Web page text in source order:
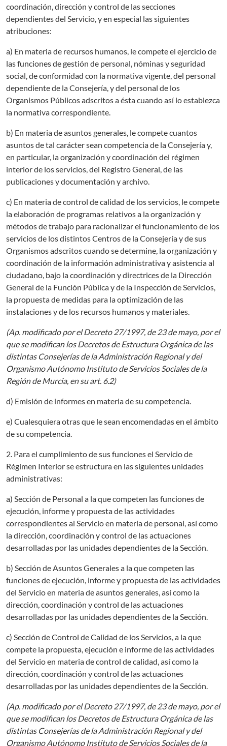
coordinación, dirección y control de las secciones
dependientes del Servicio, y en especial las siguientes
atribuciones:
a) En materia de recursos humanos, le compete el ejercicio de
las funciones de gestión de personal, nóminas y seguridad
social, de conformidad con la normativa vigente, del personal
dependiente de la Consejería, y del personal de los
Organismos Públicos adscritos a ésta cuando así lo establezca
la normativa correspondiente.
b) En materia de asuntos generales, le compete cuantos
asuntos de tal carácter sean competencia de la Consejería y,
en particular, la organización y coordinación del régimen
interior de los servicios, del Registro General, de las
publicaciones y documentación y archivo.
c) En materia de control de calidad de los servicios, le compete
la elaboración de programas relativos a la organización y
métodos de trabajo para racionalizar el funcionamiento de los
servicios de los distintos Centros de la Consejería y de sus
Organismos adscritos cuando se determine, la organización y
coordinación de la información administrativa y asistencia al
ciudadano, bajo la coordinación y directrices de la Dirección
General de la Función Pública y de la Inspección de Servicios,
la propuesta de medidas para la optimización de las
instalaciones y de los recursos humanos y materiales.
(Ap. modificado por el Decreto 27/1997, de 23 de mayo, por el
que se modifican los Decretos de Estructura Orgánica de las
distintas Consejerías de la Administración Regional y del
Organismo Autónomo Instituto de Servicios Sociales de la
Región de Murcia, en su art. 6.2)
d) Emisión de informes en materia de su competencia.
e) Cualesquiera otras que le sean encomendadas en el ámbito
de su competencia.
2. Para el cumplimiento de sus funciones el Servicio de
Régimen Interior se estructura en las siguientes unidades
administrativas:
a) Sección de Personal a la que competen las funciones de
ejecución, informe y propuesta de las actividades
correspondientes al Servicio en materia de personal, así como
la dirección, coordinación y control de las actuaciones
desarrolladas por las unidades dependientes de la Sección.
b) Sección de Asuntos Generales a la que competen las
funciones de ejecución, informe y propuesta de las actividades
del Servicio en materia de asuntos generales, así como la
dirección, coordinación y control de las actuaciones
desarrolladas por las unidades dependientes de la Sección.
c) Sección de Control de Calidad de los Servicios, a la que
compete la propuesta, ejecución e informe de las actividades
del Servicio en materia de control de calidad, así como la
dirección, coordinación y control de las actuaciones
desarrolladas por las unidades dependientes de la Sección.
(Ap. modificado por el Decreto 27/1997, de 23 de mayo, por el
que se modifican los Decretos de Estructura Orgánica de las
distintas Consejerías de la Administración Regional y del
Organismo Autónomo Instituto de Servicios Sociales de la